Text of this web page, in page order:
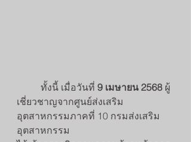
ทั้งนี้ เมื่อวันที่ 9 เมษายน 2568 ผู้
เชี่ยวชาญจากศูนย์ส่งเสริม
อุตสาหกรรมภาคที่ 10 กรมส่งเสริม
อุตสาหกรรม